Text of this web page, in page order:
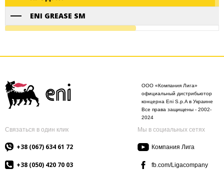
ENI GREASE SM
ООО «Компания Лига»
официальный дистрибьютор
концерна Eni S.p.A в Украине
Все права защищены - 2002-
2024
Связаться в один клик
+38 (067) 634 61 72
+38 (050) 420 70 03
Мы в социальных сетях
Компания Лига
fb.com/Ligacompany